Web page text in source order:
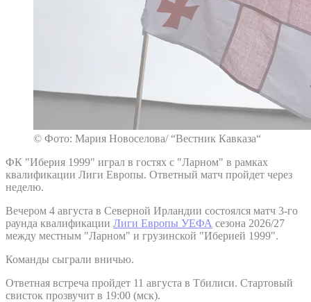
© Фото: Мария Новоселова/ “Вестник Кавказа“
ФК "Иберия 1999" играл в гостях с "Ларном" в рамках
квалификации Лиги Европы. Ответный матч пройдет через
неделю.
Вечером 4 августа в Северной Ирландии состоялся матч 3-го
раунда квалификации Лиги Европы УЕФА сезона 2026/27
между местным "Ларном" и грузинской "Иберией 1999".
Команды сыграли вничью.
Ответная встреча пройдет 11 августа в Тбилиси. Стартовый
свисток прозвучит в 19:00 (мск).